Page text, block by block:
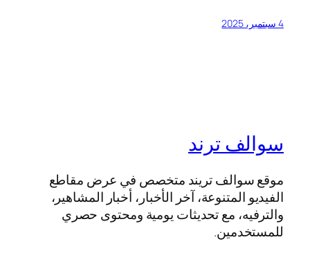
4 سبتمبر، 2025
سوالف ترند
موقع سوالف تريند متخصص في عرض مقاطع
الفيديو المتنوعة، آخر الأخبار، أخبار المشاهير،
والترفيه، مع تحديثات يومية ومحتوى حصري
للمستخدمين.